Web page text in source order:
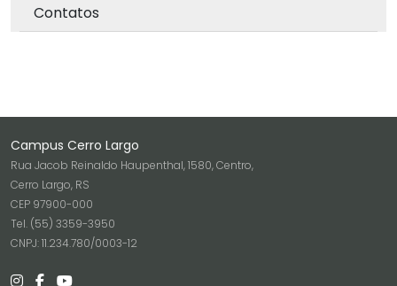
Contatos
Campus Cerro Largo
Rua Jacob Reinaldo Haupenthal, 1580, Centro,
Cerro Largo, RS
CEP 97900-000
Tel. (55) 3359-3950
CNPJ: 11.234.780/0003-12